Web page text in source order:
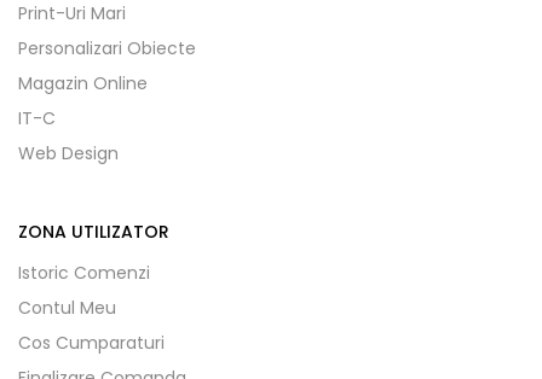
Print-Uri Mari
Personalizari Obiecte
Magazin Online
IT-C
Web Design
ZONA UTILIZATOR
Istoric Comenzi
Contul Meu
Cos Cumparaturi